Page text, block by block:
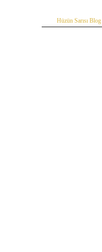
Hüzün Sarısı Blog